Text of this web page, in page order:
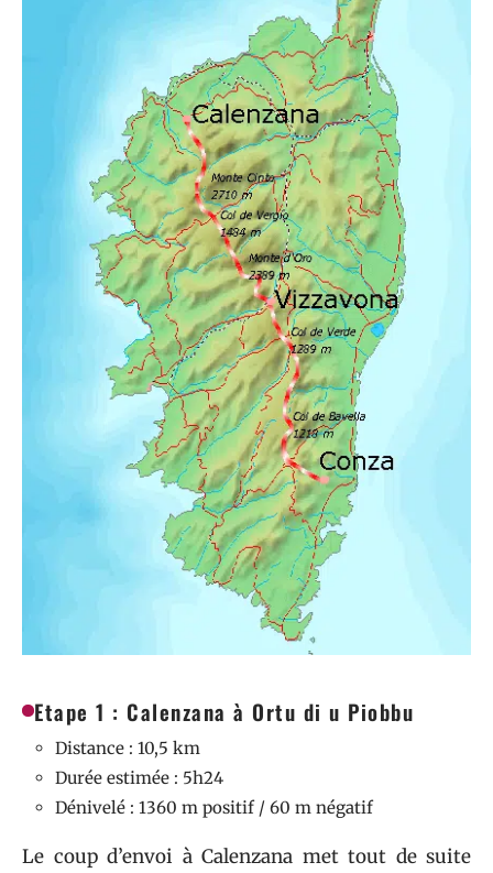
Etape 1 : Calenzana à Ortu di u Piobbu
Distance : 10,5 km
Durée estimée : 5h24
Dénivelé : 1360 m positif / 60 m négatif
Le coup d’envoi à Calenzana met tout de suite